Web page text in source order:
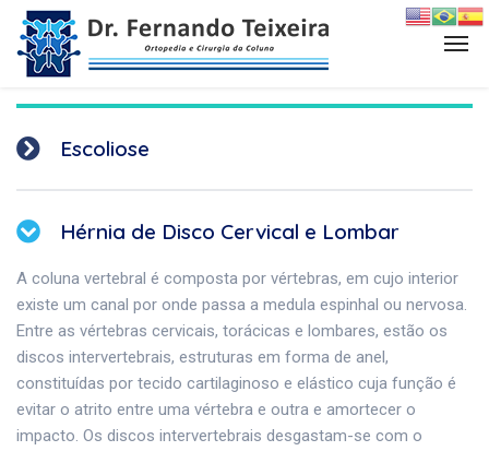
Escoliose
Hérnia de Disco Cervical e Lombar
A coluna vertebral é composta por vértebras, em cujo interior
existe um canal por onde passa a medula espinhal ou nervosa.
Entre as vértebras cervicais, torácicas e lombares, estão os
discos intervertebrais, estruturas em forma de anel,
constituídas por tecido cartilaginoso e elástico cuja função é
evitar o atrito entre uma vértebra e outra e amortecer o
impacto. Os discos intervertebrais desgastam-se com o